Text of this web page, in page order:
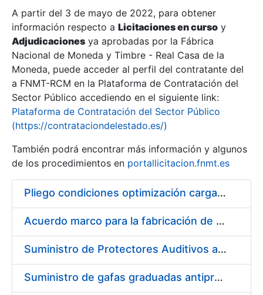
Mostra/Amaga
Mostra/Amaga
Mostra/Amaga
A partir del 3 de mayo de 2022, para obtener
información respecto a Licitaciones en curso y
Adjudicaciones ya aprobadas por la Fábrica
Nacional de Moneda y Timbre - Real Casa de la
Moneda, puede acceder al perfil del contratante del
a FNMT-RCM en la Plataforma de Contratación del
Sector Público accediendo en el siguiente link:
Plataforma de Contratación del Sector Público
(https://contrataciondelestado.es/)
También podrá encontrar más información y algunos
de los procedimientos en portallicitacion.fnmt.es
Pliego condiciones optimización cargas compras firmado
Acuerdo marco para la fabricación de piezas
Suministro de Protectores Auditivos a medida para las personas trabajadoras de los Centros de Trabajo de Madrid y Burgos
Suministro de gafas graduadas antiproyecciones para los trabajadores de la FNMT-RCM en los centros de trabajo de Madrid y Burgos